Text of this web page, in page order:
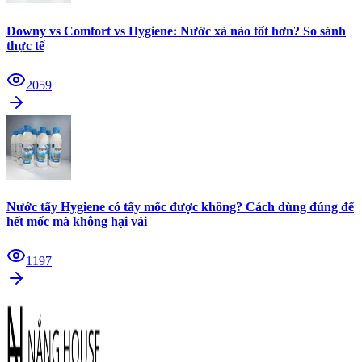
Downy vs Comfort vs Hygiene: Nước xả nào tốt hơn? So sánh
thực tế
2059
Nước tẩy Hygiene có tẩy mốc được không? Cách dùng đúng để
hết mốc mà không hại vải
1197